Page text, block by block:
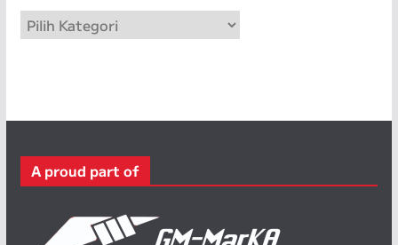
p
a
r
A proud part of